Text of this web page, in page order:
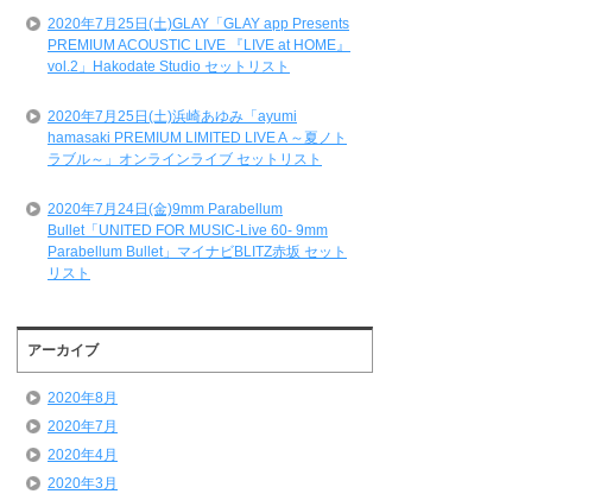
2020年7月25日(土)GLAY「GLAY app Presents
PREMIUM ACOUSTIC LIVE 『LIVE at HOME』
vol.2」Hakodate Studio セットリスト
2020年7月25日(土)浜崎あゆみ「ayumi
hamasaki PREMIUM LIMITED LIVE A ～夏ノト
ラブル～」オンラインライブ セットリスト
2020年7月24日(金)9mm Parabellum
Bullet「UNITED FOR MUSIC-Live 60- 9mm
Parabellum Bullet」マイナビBLITZ赤坂 セット
リスト
アーカイブ
2020年8月
2020年7月
2020年4月
2020年3月